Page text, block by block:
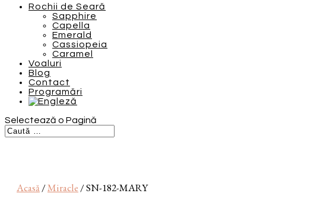
Rochii de Seară
Sapphire
Capella
Emerald
Cassiopeia
Caramel
Voaluri
Blog
Contact
Programări
Selectează o Pagină
Acasă/Miracle / SN-182-MARY